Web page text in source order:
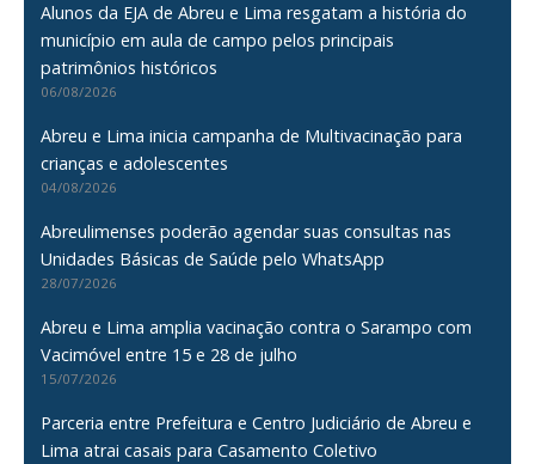
Alunos da EJA de Abreu e Lima resgatam a história do
município em aula de campo pelos principais
patrimônios históricos
06/08/2026
Abreu e Lima inicia campanha de Multivacinação para
crianças e adolescentes
04/08/2026
Abreulimenses poderão agendar suas consultas nas
Unidades Básicas de Saúde pelo WhatsApp
28/07/2026
Abreu e Lima amplia vacinação contra o Sarampo com
Vacimóvel entre 15 e 28 de julho
15/07/2026
Parceria entre Prefeitura e Centro Judiciário de Abreu e
Lima atrai casais para Casamento Coletivo